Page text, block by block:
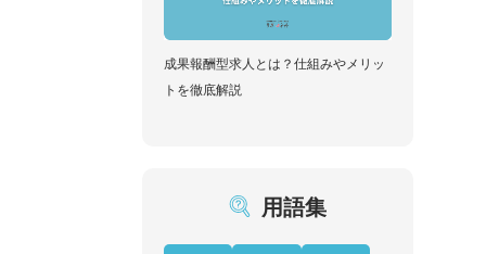
成果報酬型求人とは？仕組みやメリッ
トを徹底解説
用語集